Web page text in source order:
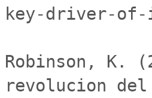
key-driver-of-
Robinson, K.
revolucion